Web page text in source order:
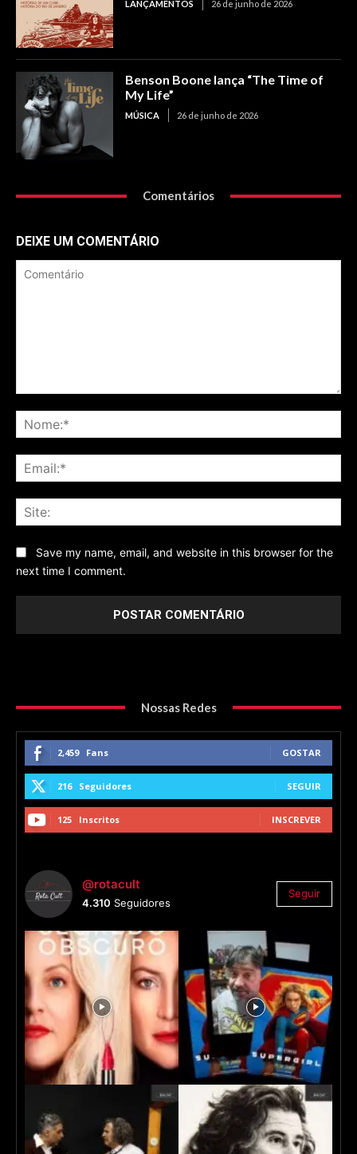
LANÇAMENTOS 26 de junho de 2026
Benson Boone lança “The Time of
My Life”
MÚSICA 26 de junho de 2026
Comentários
DEIXE UM COMENTÁRIO
Save my name, email, and website in this browser for the
next time I comment.
Nossas Redes
2,459 Fans GOSTAR
216 Seguidores SEGUIR
125 Inscritos INSCREVER
@rotacult
4.310 Seguidores
Seguir